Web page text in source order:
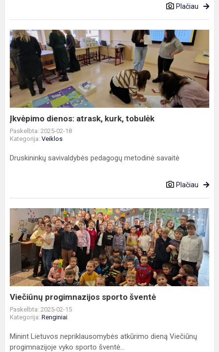
Plačiau
Įkvėpimo
dienos:
atrask,
kurk,
tobulėk
Įkvėpimo dienos: atrask, kurk, tobulėk
Paskelbta: 2025-02-18
Kategorija: Veiklos
Druskininkų savivaldybės pedagogų metodinė savaitė
Plačiau
Viečiūnų
progimnazijos
sporto
šventė
Viečiūnų progimnazijos sporto šventė
Paskelbta: 2025-02-15
Kategorija: Renginiai
Minint Lietuvos nepriklausomybės atkūrimo dieną Viečiūnų
progimnazijoje vyko sporto šventė...